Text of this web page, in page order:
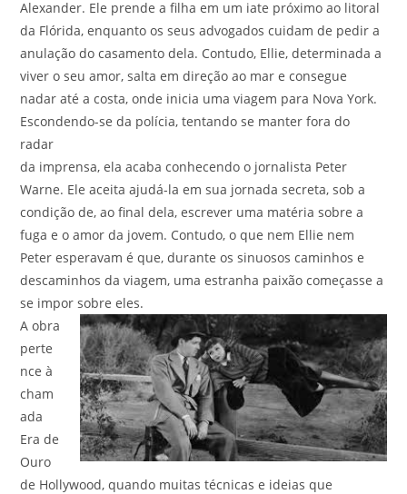
Alexander. Ele prende a filha em um iate próximo ao litoral
da Flórida, enquanto os seus advogados cuidam de pedir a
anulação do casamento dela. Contudo, Ellie, determinada a
viver o seu amor, salta em direção ao mar e consegue
nadar até a costa, onde inicia uma viagem para Nova York.
Escondendo-se da polícia, tentando se manter fora do
radar
da imprensa, ela acaba conhecendo o jornalista Peter
Warne. Ele aceita ajudá-la em sua jornada secreta, sob a
condição de, ao final dela, escrever uma matéria sobre a
fuga e o amor da jovem. Contudo, o que nem Ellie nem
Peter esperavam é que, durante os sinuosos caminhos e
descaminhos da viagem, uma estranha paixão começasse a
se impor sobre eles.
A obra
perte
nce à
cham
ada
Era de
Ouro
de Hollywood, quando muitas técnicas e ideias que